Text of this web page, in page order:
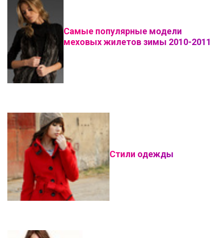
Самые популярные модели
меховых жилетов зимы 2010-2011
Стили одежды